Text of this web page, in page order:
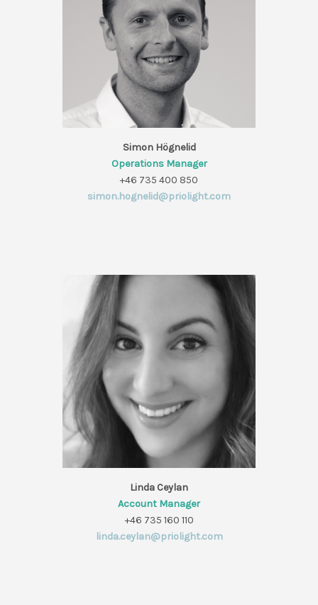
Simon Högnelid
Operations Manager
+46 735 400 850
simon.hognelid@priolight.com
Linda Ceylan
Account Manager
+46 735 160 110
linda.ceylan@priolight.com